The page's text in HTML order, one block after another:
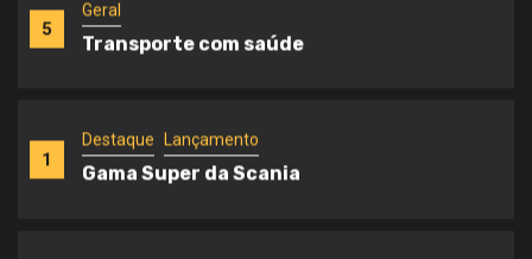
5
Geral
Transporte com saúde
1
Destaque Lançamento
Gama Super da Scania